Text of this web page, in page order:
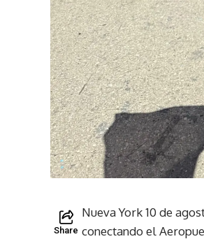
Share
Nueva York 10 de
conectando el